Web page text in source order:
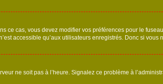
cas, vous devez modifier vos préférences pour le
accessible qu’aux utilisateurs enregistrés. Donc si vous
ne soit pas à l’heure. Signalez ce problème à